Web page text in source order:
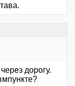
дорогу.